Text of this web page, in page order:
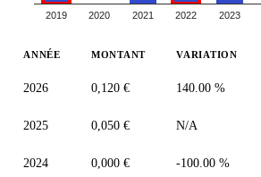
2019 2020 2021 2022 2023
ANNÉE MONTANT VARIATION
2026 0,120 € 140.00 %
2025 0,050 € N/A
2024 0,000 € -100.00 %